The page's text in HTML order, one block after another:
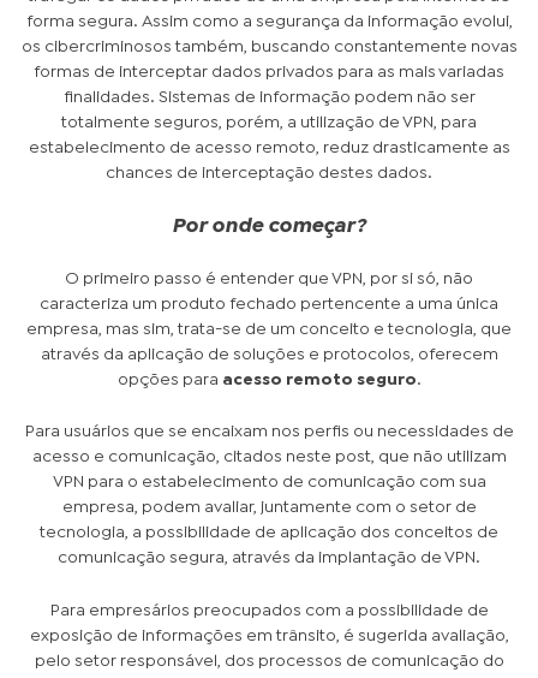
forma segura. Assim como a segurança da informação evolui,
os cibercriminosos também, buscando constantemente novas
formas de interceptar dados privados para as mais variadas
finalidades. Sistemas de informação podem não ser
totalmente seguros, porém, a utilização de VPN, para
estabelecimento de acesso remoto, reduz drasticamente as
chances de interceptação destes dados.
Por onde começar?
O primeiro passo é entender que VPN, por si só, não
caracteriza um produto fechado pertencente a uma única
empresa, mas sim, trata-se de um conceito e tecnologia, que
através da aplicação de soluções e protocolos, oferecem
opções para acesso remoto seguro.
Para usuários que se encaixam nos perfis ou necessidades de
acesso e comunicação, citados neste post, que não utilizam
VPN para o estabelecimento de comunicação com sua
empresa, podem avaliar, juntamente com o setor de
tecnologia, a possibilidade de aplicação dos conceitos de
comunicação segura, através da implantação de VPN.
Para empresários preocupados com a possibilidade de
exposição de informações em trânsito, é sugerida avaliação,
pelo setor responsável, dos processos de comunicação do